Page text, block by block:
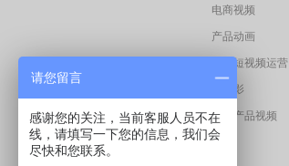
电商视频
产品动画
抖音短视频运营
微电影
海外产品视频
请您留言
感谢您的关注，当前客服人员不在
线，请填写一下您的信息，我们会
尽快和您联系。